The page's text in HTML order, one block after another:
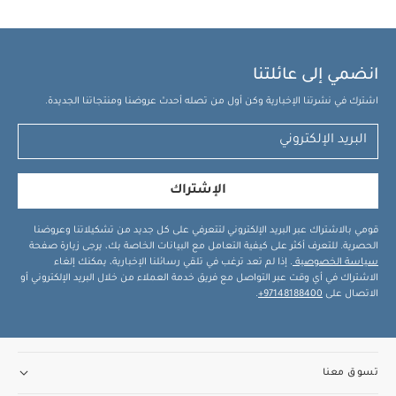
انضمي إلى عائلتنا
اشترك في نشرتنا الإخبارية وكن أول من تصله أحدث عروضنا ومنتجاتنا الجديدة.
الإشتراك
قومي بالاشتراك عبر البريد الإلكتروني لتتعرفي على كل جديد من تشكيلاتنا وعروضنا
الحصرية. للتعرف أكثر على كيفية التعامل مع البيانات الخاصة بك، يرجى زيارة صفحة
سياسة الخصوصية . إذا لم تعد ترغب في تلقي رسائلنا الإخبارية، يمكنك إلغاء
الاشتراك في أي وقت عبر التواصل مع فريق خدمة العملاء من خلال البريد الإلكتروني أو
الاتصال على 97148188400+
.
تسوق معنا